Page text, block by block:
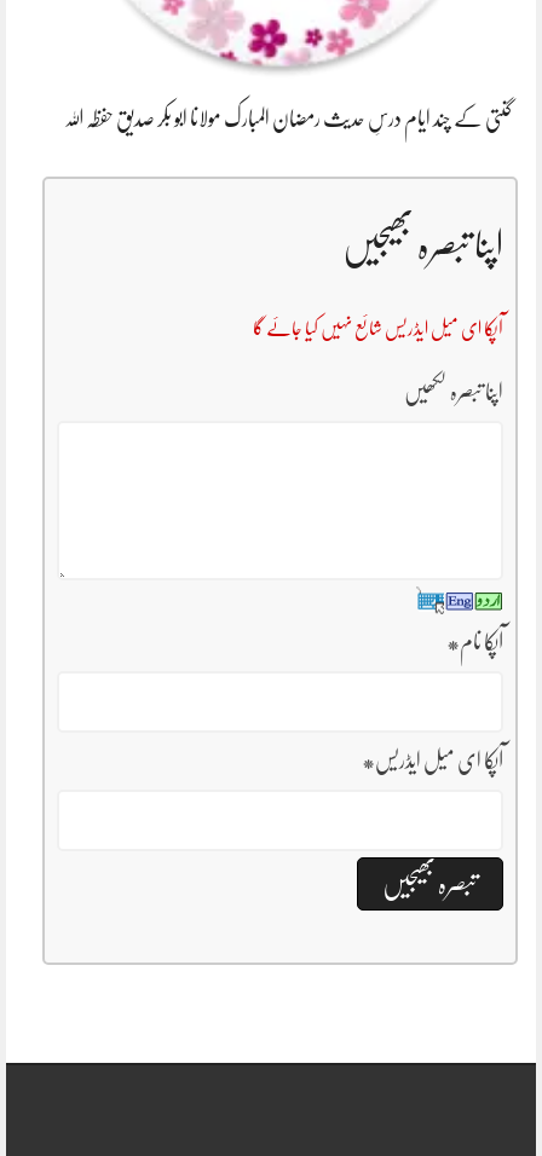
گنتی کے چند ایام درسِ حدیث رمضان المبارک مولانا ابو بکر صدیق حفظہ اللہ
اپنا تبصرہ بھیجیں
آپکا ای میل ایڈریس شائع نہیں کیا جائے گا
اپنا تبصرہ لکھیں
آپکا نام*
آپکا ای میل ایڈریس*